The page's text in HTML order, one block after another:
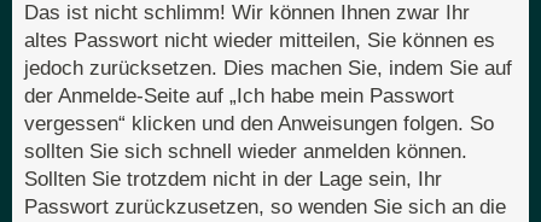
Das ist nicht schlimm! Wir können Ihnen zwar Ihr
altes Passwort nicht wieder mitteilen, Sie können es
jedoch zurücksetzen. Dies machen Sie, indem Sie auf
der Anmelde-Seite auf „Ich habe mein Passwort
vergessen“ klicken und den Anweisungen folgen. So
sollten Sie sich schnell wieder anmelden können.
Sollten Sie trotzdem nicht in der Lage sein, Ihr
Passwort zurückzusetzen, so wenden Sie sich an die